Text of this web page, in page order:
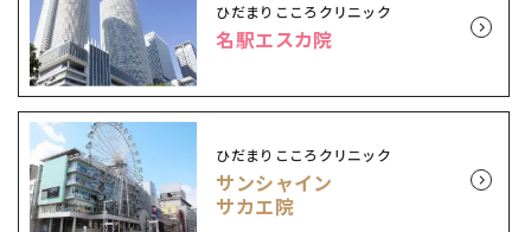
ひだまりこころクリニック
名駅エスカ院
ひだまりこころクリニック
サンシャイン
サカエ院